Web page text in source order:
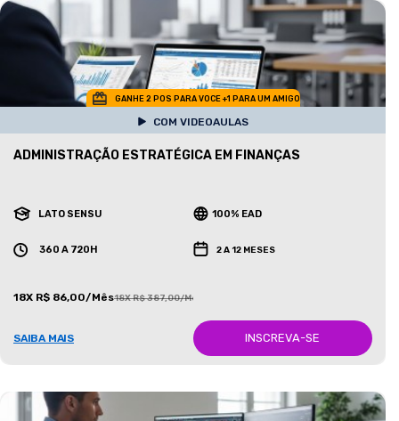
GANHE 2 POS PARA VOCE +1 PARA UM AMIGO
COM VIDEOAULAS
ADMINISTRAÇÃO ESTRATÉGICA EM FINANÇAS
LATO SENSU 100% EAD
360 A 720H 2 A 12 MESES
18X R$ 86,00/Mês18X R$ 387,00/Mês
SAIBA MAIS INSCREVA-SE